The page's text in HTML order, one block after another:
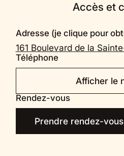
Accès et
Adresse (je clique pour
161 Boulevard de la
Téléphone
Afficher le
Rendez-vous
Prendre rendez-